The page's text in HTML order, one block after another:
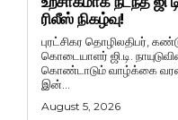
ரிலீஸ் நிகழ்வு!
புரட்சிகர தொழிலதிபர்,
கொடையாளர் ஜி.டி.
கொண்டாடும் வாழ்க்கை
இன்...
August 5, 2026